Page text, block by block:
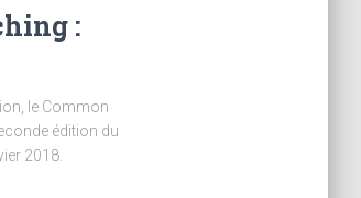
:
le Common
édition du
2018.